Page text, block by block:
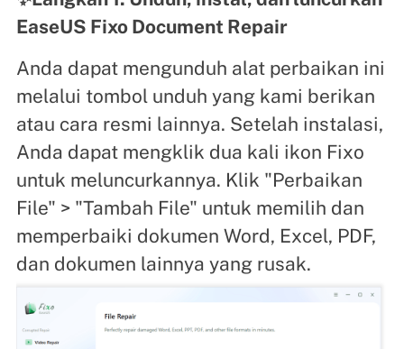
EaseUS Fixo Document Repair
Anda dapat mengunduh alat perbaikan ini
melalui tombol unduh yang kami berikan
atau cara resmi lainnya. Setelah instalasi,
Anda dapat mengklik dua kali ikon Fixo
untuk meluncurkannya. Klik "Perbaikan
File" > "Tambah File" untuk memilih dan
memperbaiki dokumen Word, Excel, PDF,
dan dokumen lainnya yang rusak.